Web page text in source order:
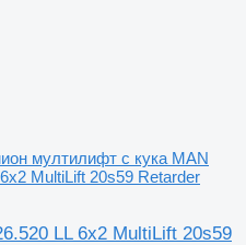
мултилифт с кука MAN
MultiLift 20s59 Retarder
LL 6x2 MultiLift 20s59